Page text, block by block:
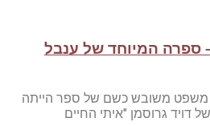
ספרה המיוחד של ענבל
משובש כשם של ספר הייתה
גרוסמן "איתי החיים